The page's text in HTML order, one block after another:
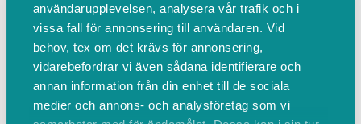
användarupplevelsen, analysera vår trafik och i
vissa fall för annonsering till användaren. Vid
behov, tex om det krävs för annonsering,
vidarebefordrar vi även sådana identifierare och
annan information från din enhet till de sociala
medier och annons- och analysföretag som vi